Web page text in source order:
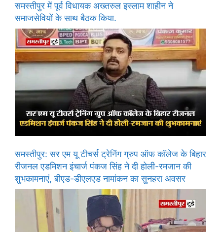
समस्तीपुर में पूर्व विधायक अख्तरुल इस्लाम शाहीन ने
समाजसेवियों के साथ बैठक किया.
समस्तीपुर: सर एम यू टीचर्स ट्रेनिंग ग्रुप ऑफ कॉलेज के बिहार
रीजनल एडमिशन इंचार्ज पंकज सिंह ने दी होली-रमजान की
शुभकामनाएं, बीएड-डीएलएड नामांकन का सुनहरा अवसर